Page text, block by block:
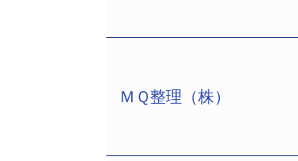
プラントメーカーの（株）
資して設立。一般廃棄物や
当社の複合型リサイクル施
ラントとして知られ、本
（社福）如水会（TSR企
（小森正悟法律事務所、岐
ＭＱ整理（株）